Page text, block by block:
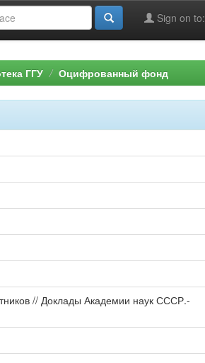
Sign on to:
ГГУ Оцифрованный фонд
// Доклады Академии наук СССР.-